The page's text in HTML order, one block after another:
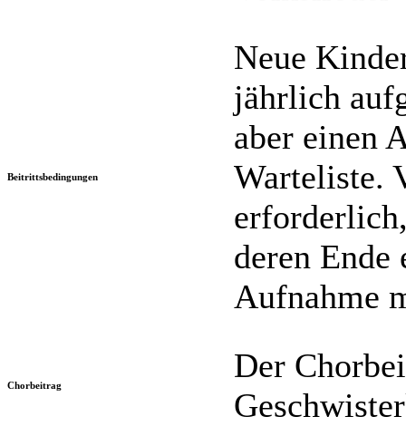
Beitrittsbedingungen
Neue
jährlich
aber einen
Warteliste.
deren Ende
Aufnahme
Chorbeitrag
Der